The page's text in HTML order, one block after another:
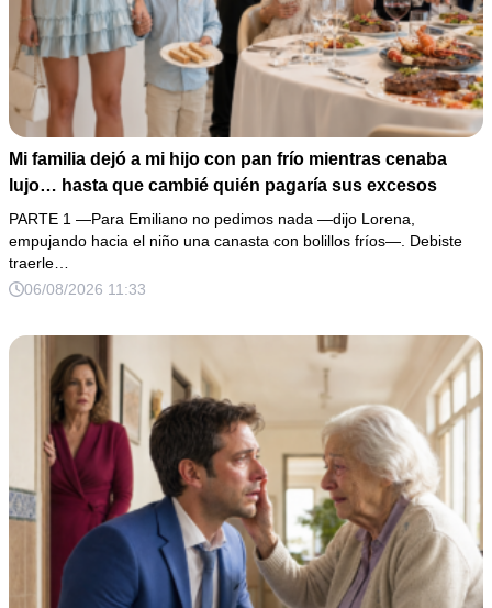
Mi familia dejó a mi hijo con pan frío mientras cenaba
lujo… hasta que cambié quién pagaría sus excesos
PARTE 1 —Para Emiliano no pedimos nada —dijo Lorena,
empujando hacia el niño una canasta con bolillos fríos—. Debiste
traerle…
06/08/2026 11:33